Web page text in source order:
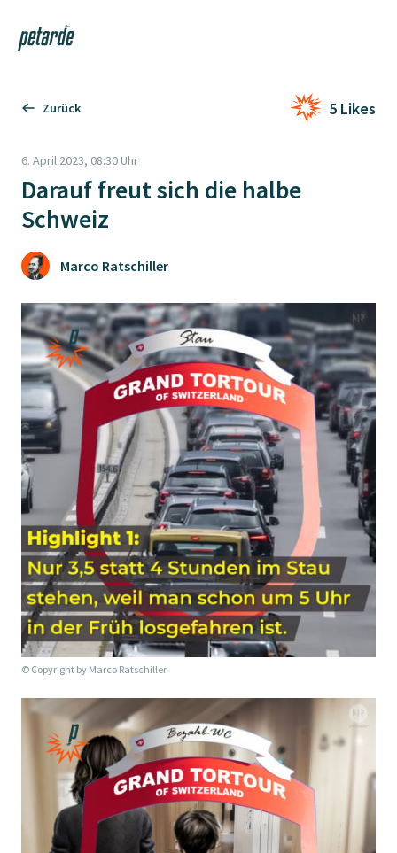
Zur Startseite
Zurück 5 Likes
6. April 2023, 08:30 Uhr
Darauf freut sich die halbe
Schweiz
Marco Ratschiller
© Copyright by Marco Ratschiller